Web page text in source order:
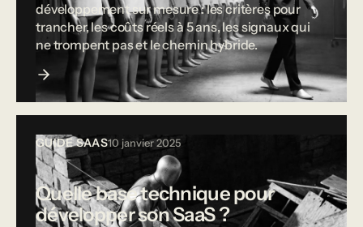
développement sur mesure : les critères pour
trancher, les coûts réels à 5 ans, les signaux qui
ne trompent pas et le chemin hybride.
GUIDE SAAS10 janvier 2025
Quelle base technique pour
développer son SaaS ?